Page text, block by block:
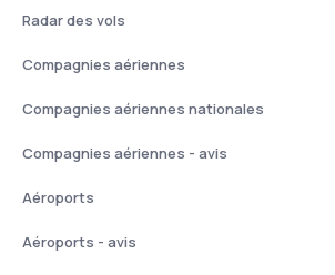
Radar des vols
Compagnies aériennes
Compagnies aériennes nationales
Compagnies aériennes - avis
Aéroports
Aéroports - avis